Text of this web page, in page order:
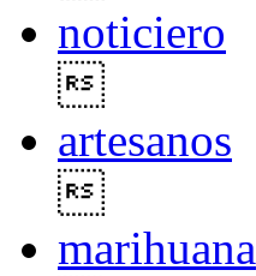
noticiero
artesanos
marihuana